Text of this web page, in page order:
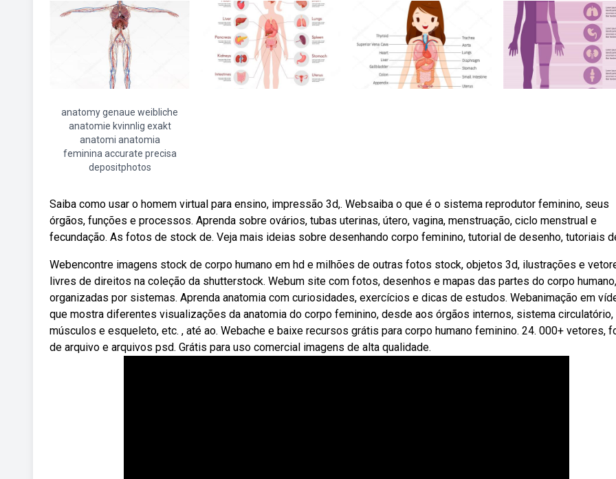
anatomy genaue weibliche
anatomie kvinnlig exakt
anatomi anatomia
feminina accurate precisa
depositphotos
Saiba como usar o homem virtual para ensino, impressão 3d,. Websaiba o que é o sistema reprodutor feminino, seus
órgãos, funções e processos. Aprenda sobre ovários, tubas uterinas, útero, vagina, menstruação, ciclo menstrual e
fecundação. As fotos de stock de. Veja mais ideias sobre desenhando corpo feminino, tutorial de desenho, tutoriais
Webencontre imagens stock de corpo humano em hd e milhões de outras fotos stock, objetos 3d, ilustrações e
livres de direitos na coleção da shutterstock. Webum site com fotos, desenhos e mapas das partes do corpo humano,
organizadas por sistemas. Aprenda anatomia com curiosidades, exercícios e dicas de estudos. Webanimação em
que mostra diferentes visualizações da anatomia do corpo feminino, desde aos órgãos internos, sistema circulatório,
músculos e esqueleto, etc. , até ao. Webache e baixe recursos grátis para corpo humano feminino. 24. 000+ vetores,
de arquivo e arquivos psd. Grátis para uso comercial imagens de alta qualidade.